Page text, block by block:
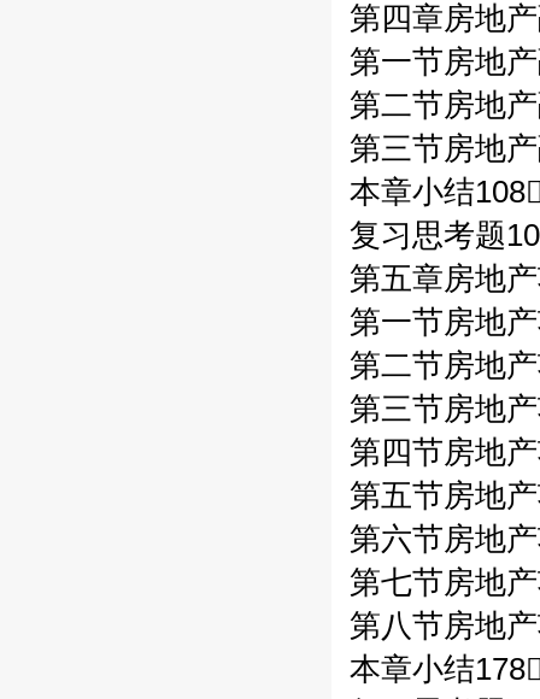
第四章房地
第一节房地
第二节房地
第三节房地
本章小结
复习思考题
第五章房地
第一节房地
第二节房地
第三节房地
第四节房地
第五节房地
第六节房地
第七节房地
第八节房地
本章小结